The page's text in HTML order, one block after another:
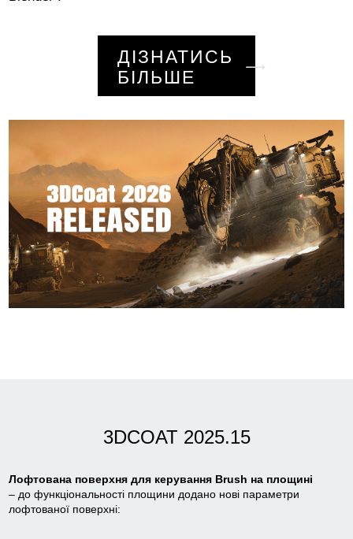
ДІЗНАТИСЬ
БІЛЬШЕ
3DCOAT 2025.15
Лофтована поверхня для керування Brush на площині
– до функціональності площини додано нові параметри
лофтованої поверхні: